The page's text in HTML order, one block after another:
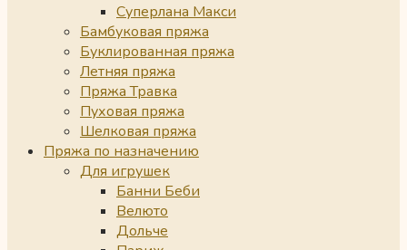
Суперлана Макси
Бамбуковая пряжа
Буклированная пряжа
Летняя пряжа
Пряжа Травка
Пуховая пряжа
Шелковая пряжа
Пряжа по назначению
Для игрушек
Банни Беби
Велюто
Дольче